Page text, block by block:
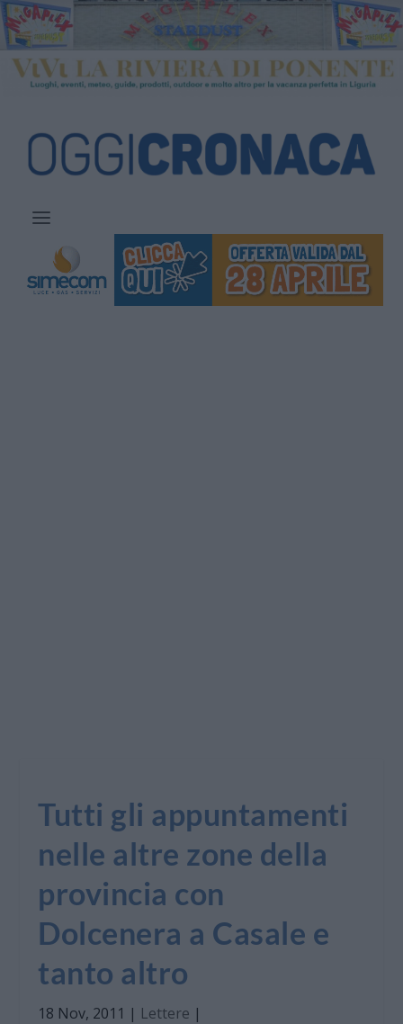
Tutti gli appuntamenti
nelle altre zone della
provincia con
Dolcenera a Casale e
tanto altro
18 Nov, 2011 | Lettere |